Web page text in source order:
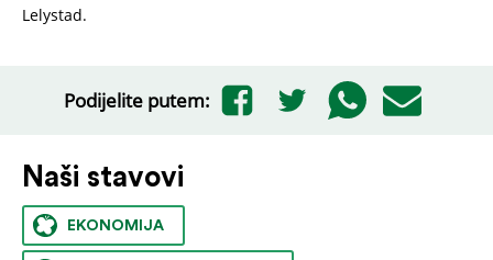
Lelystad.
Podijelite putem:
Naši stavovi
EKONOMIJA